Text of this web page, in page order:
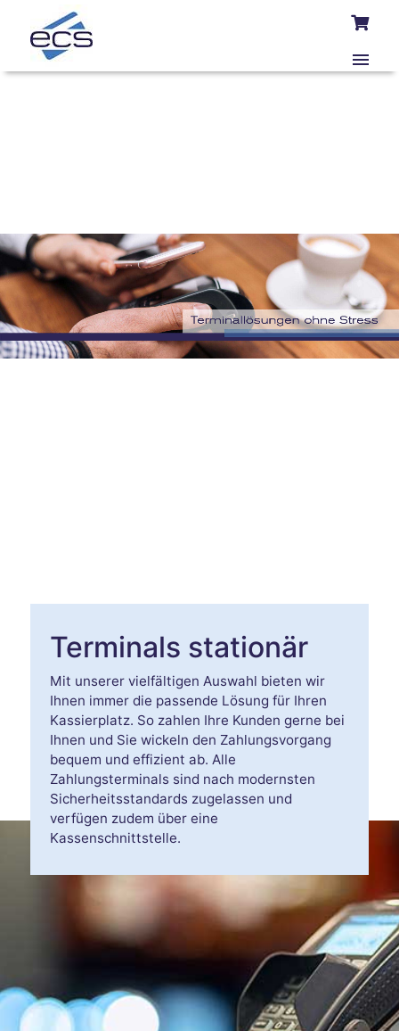
Terminals stationär
Mit unserer vielfältigen Auswahl bieten wir
Ihnen immer die passende Lösung für Ihren
Kassierplatz. So zahlen Ihre Kunden gerne bei
Ihnen und Sie wickeln den Zahlungsvorgang
bequem und effizient ab. Alle
Zahlungsterminals sind nach modernsten
Sicherheitsstandards zugelassen und
verfügen zudem über eine
Kassenschnittstelle.